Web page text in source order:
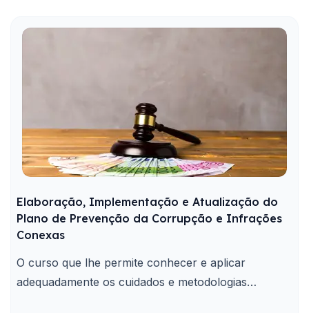
Elaboração, Implementação e Atualização do
Plano de Prevenção da Corrupção e Infrações
Conexas
O curso que lhe permite conhecer e aplicar
adequadamente os cuidados e metodologias